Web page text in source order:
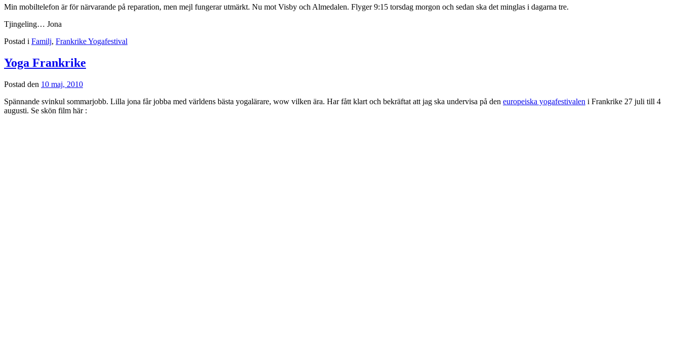
Min mobiltelefon är för närvarande på reparation, men mejl fungerar utmärkt. Nu mot Visby och Almedalen. Flyger 9:15 torsdag morgon och sedan ska det minglas i dagarna tre.
Tjingeling… Jona
Postad i Familj, Frankrike Yogafestival
Yoga Frankrike
Postad den 10 maj, 2010
Spännande svinkul sommarjobb. Lilla jona får jobba med världens bästa yogalärare, wow vilken ära. Har fått klart och bekräftat att jag ska undervisa på den europeiska yogafestivalen i Frankrike 27 juli till 4
augusti. Se skön film här :